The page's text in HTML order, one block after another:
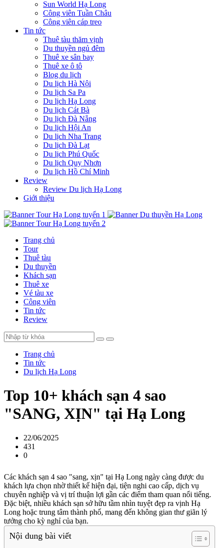
Sun World Hạ Long
Công viên Tuần Châu
Công viên cáp treo
Tin tức
Thuê tàu thăm vịnh
Du thuyền ngủ đêm
Thuê xe sân bay
Thuê xe ô tô
Blog du lịch
Du lịch Hà Nội
Du lịch Sa Pa
Du lịch Hạ Long
Du lịch Cát Bà
Du lịch Đà Nẵng
Du lịch Hội An
Du lịch Nha Trang
Du lịch Đà Lạt
Du lịch Phú Quốc
Du lịch Quy Nhơn
Du lịch Hồ Chí Minh
Review
Review Du lịch Hạ Long
Giới thiệu
Trang chủ
Tour
Thuê tàu
Du thuyền
Khách sạn
Thuê xe
Vé tàu xe
Công viên
Tin tức
Review
Trang chủ
Tin tức
Du lịch Hạ Long
Top 10+ khách sạn 4 sao
"SANG, XỊN" tại Hạ Long
22/06/2025
431
0
Các khách sạn 4 sao "sang, xịn" tại Hạ Long ngày càng được du
khách lựa chọn nhờ thiết kế hiện đại, tiện nghi cao cấp, dịch vụ
chuyên nghiệp và vị trí thuận lợi gần các điểm tham quan nổi tiếng.
Đặc biệt, nhiều khách sạn sở hữu tầm nhìn tuyệt đẹp ra vịnh Hạ
Long hoặc trung tâm thành phố, mang đến không gian thư giãn lý
tưởng cho kỳ nghỉ của bạn.
Nội dung bài viết